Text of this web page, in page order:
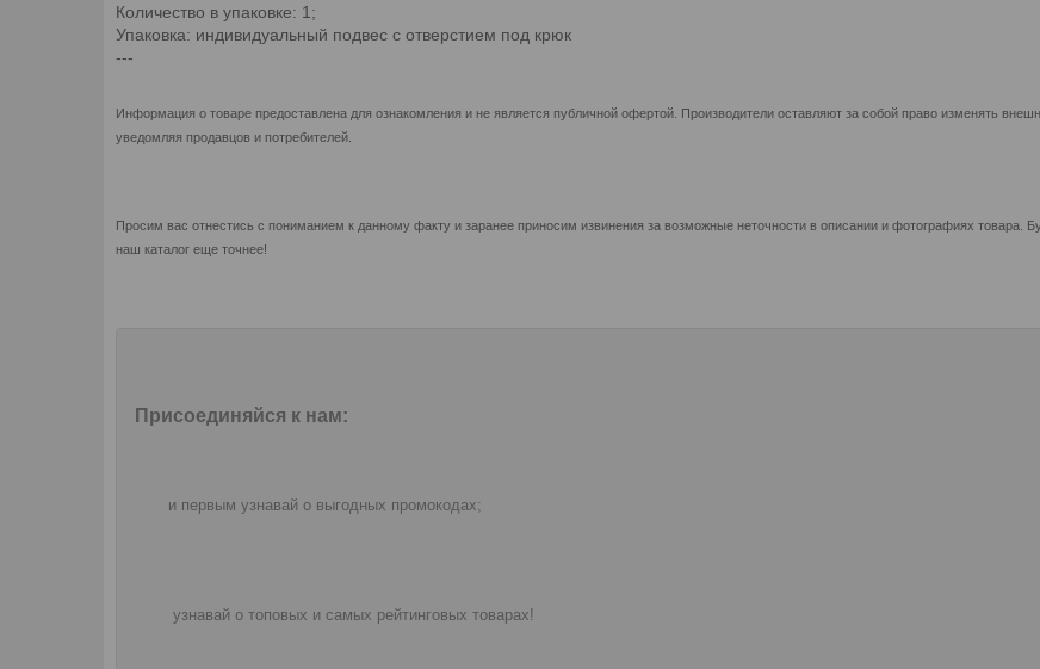
Количество в упаковке: 1;
Упаковка: индивидуальный подвес с отверстием под крюк
---
Информация о товаре предоставлена для ознакомления и не является публичной офертой. Производители оставляют за собой право изменять
уведомляя продавцов и потребителей.
Просим вас отнестись с пониманием к данному факту и заранее приносим извинения за возможные неточности в описании и фотографиях товара.
наш каталог еще точнее!
Присоединяйся к нам:
и первым узнавай о выгодных промокодах;
узнавай о топовых и самых рейтинговых товарах!